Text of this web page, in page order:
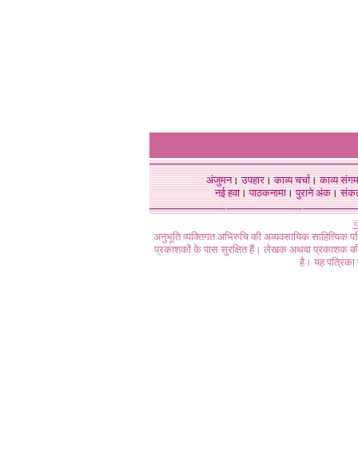
अंजुमन।उपहार।काव्य चर्चा।काव्य संगम
नई हवा। पाठकनामा। पुराने अंक।
अनुभूति व्यक्तिगत अभिरुचि की अव्यवसायिक
प्रकाशकों के पास सुरक्षित हैं। लेखक अथवा प्रकाशक की
है। यह पत्रिका